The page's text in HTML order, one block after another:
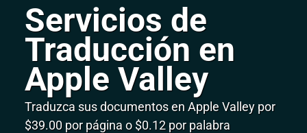
Servicios de
Traducción en
Apple Valley
Traduzca sus documentos en Apple Valley por
$39.00 por página o $0.12 por palabra